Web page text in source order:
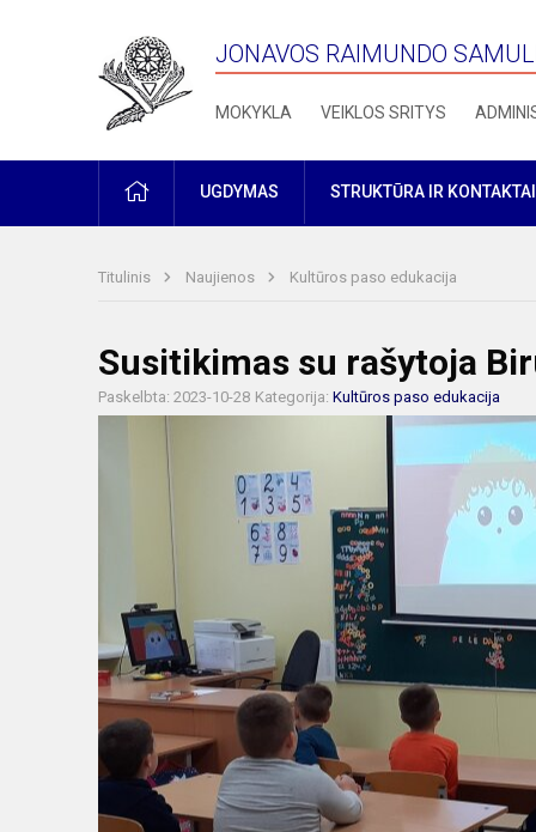
JONAVOS RAIMUNDO
MOKYKLA VEIKLOS SRITYS
PRADŽIAUGDYMAS STRUKTŪRA IR KONTAKTAI
Titulinis Naujienos Kultūros paso edukacija
Susitikimas su rašytoja
Paskelbta: 2023-10-28 Kategorija: Kultūros paso edukacija